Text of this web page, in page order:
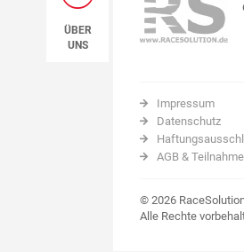
ÜBER
UNS
Impressum
Datenschutz
AGB &
© 2026
Alle Rechte